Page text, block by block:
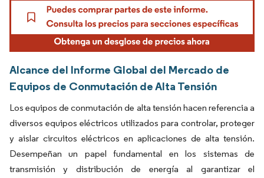
Alcance del Informe Global del Mercado de
Equipos de Conmutación de Alta Tensión
Los equipos de conmutación de alta tensión hacen referencia a
diversos equipos eléctricos utilizados para controlar, proteger
y aislar circuitos eléctricos en aplicaciones de alta tensión.
Desempeñan un papel fundamental en los sistemas de
transmisión y distribución de energía al garantizar el